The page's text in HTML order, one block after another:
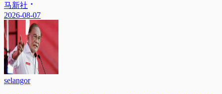
马新社
2026-08-07
selangor